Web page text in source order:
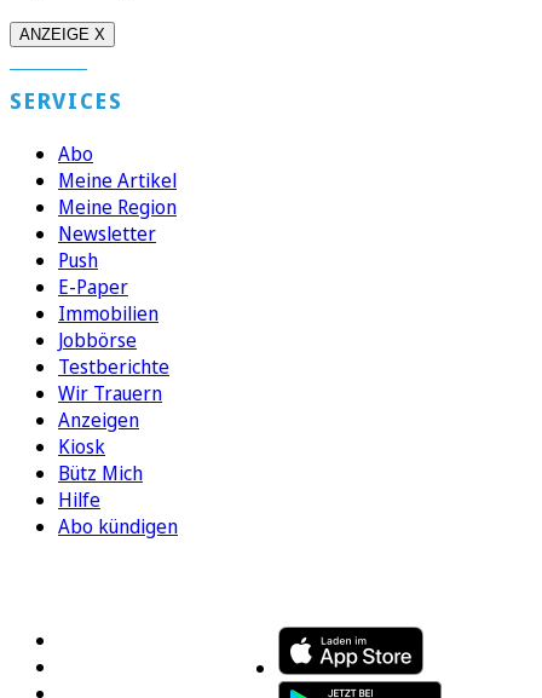
ANZEIGE X
SERVICES
Abo
Meine Artikel
Meine Region
Newsletter
Push
E-Paper
Immobilien
Jobbörse
Testberichte
Wir Trauern
Anzeigen
Kiosk
Bütz Mich
Hilfe
Abo kündigen